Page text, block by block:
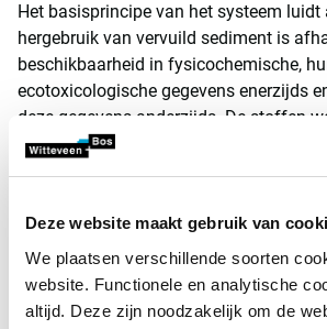
Deze website maakt gebruik van
We plaatsen verschillende soorten
website. Functionele en analytische
altijd. Deze zijn noodzakelijk om de
Het basisprincipe van het systeem luidt
hergebruik van vervuild sediment is
beschikbaarheid in fysicochemische,
ecotoxicologische gegevens enerzijds
deze gegevens anderzijds. De stoffen
onderverdeeld in verschillende
hergebruiksmogelijkheden - tot
beschikbaarheid en grote onzekerheid
hergebruiksmogelijkheden.